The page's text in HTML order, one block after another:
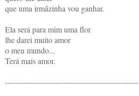
que uma irmãzinha vou ganhar.
Ela será para mim uma flor
lhe darei muito amor
o meu mundo...
Terá mais amor.
-----------------------------------------------------